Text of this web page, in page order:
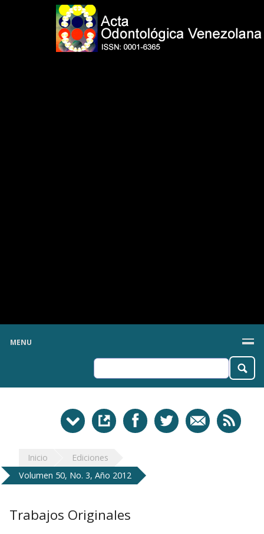
MENU
Inicio
Ediciones
Volumen 50, No. 3, Año 2012
Trabajos Originales